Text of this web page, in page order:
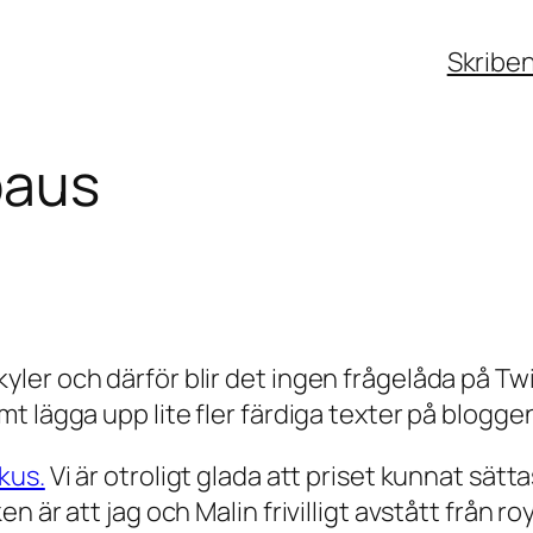
och därför blir det ingen frågelåda på
lägga upp lite fler färdiga texter på
Vi är otroligt glada att priset kunnat
är att jag och Malin frivilligt avstått från